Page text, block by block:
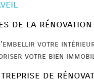
de la rénovation
votre
votre bien
de